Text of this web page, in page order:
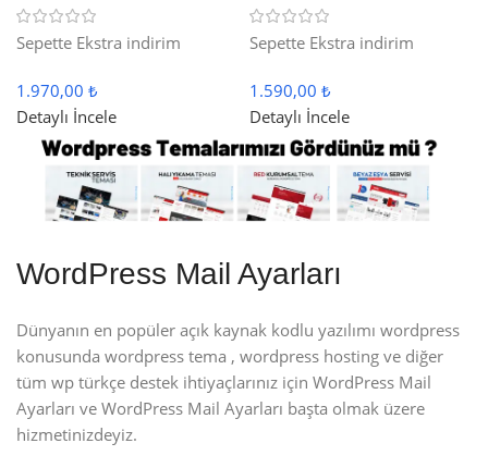
Sepette Ekstra indirim
1.970,00 ₺
Detaylı İncele
Sepette Ekstra indirim
1.590,00 ₺
Detaylı İncele
WordPress Mail Ayarları
Dünyanın en popüler açık kaynak kodlu yazılımı wordpress
konusunda wordpress tema , wordpress hosting ve diğer
tüm wp türkçe destek ihtiyaçlarınız için WordPress Mail
Ayarları ve WordPress Mail Ayarları başta olmak üzere
hizmetinizdeyiz.